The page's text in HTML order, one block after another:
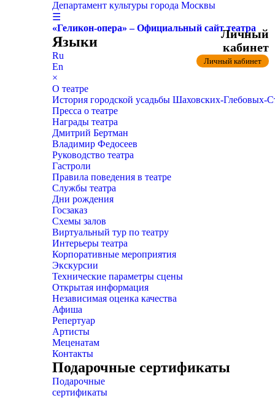
Департамент культуры города Москвы
☰
«Геликон-опера» – Официальный сайт театра
Языки
Ru
En
×
О театре
История городской усадьбы Шаховских-
Пресса о театре
Награды театра
Дмитрий Бертман
Владимир Федосеев
Руководство театра
Гастроли
Правила поведения в театре
Службы театра
Дни рождения
Госзаказ
Схемы залов
Виртуальный тур по театру
Интерьеры театра
Корпоративные мероприятия
Экскурсии
Технические параметры сцены
Открытая информация
Независимая оценка качества
Афиша
Репертуар
Артисты
Меценатам
Контакты
Подарочные сертификаты
Подарочные
сертификаты
Личный
кабинет
Личный кабинет